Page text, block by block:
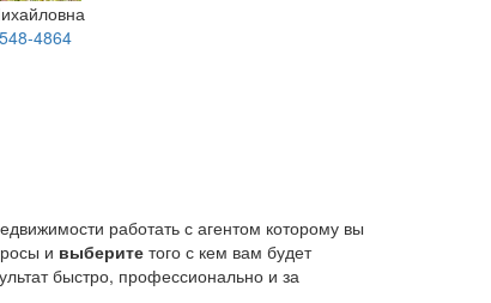
4864
работать с агентом которому вы
и выберите того с кем вам будет
быстро, профессионально и за